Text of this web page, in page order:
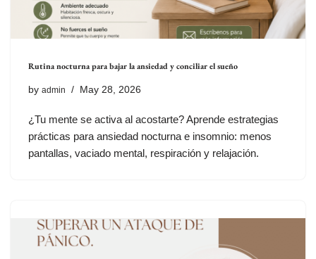
Rutina nocturna para bajar la ansiedad y conciliar el sueño
by admin May 28, 2026
¿Tu mente se activa al acostarte? Aprende estrategias
prácticas para ansiedad nocturna e insomnio: menos
pantallas, vaciado mental, respiración y relajación.